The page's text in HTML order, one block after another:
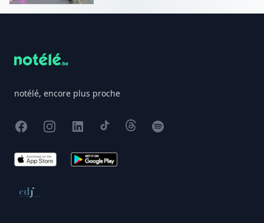
notélé, encore plus proche
FacebookInstagram
X TikTokThreadsSpotify
App Store Google Play
Conseil de déontologie journalistique